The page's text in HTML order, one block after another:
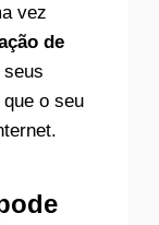
vez
de
seus
o seu